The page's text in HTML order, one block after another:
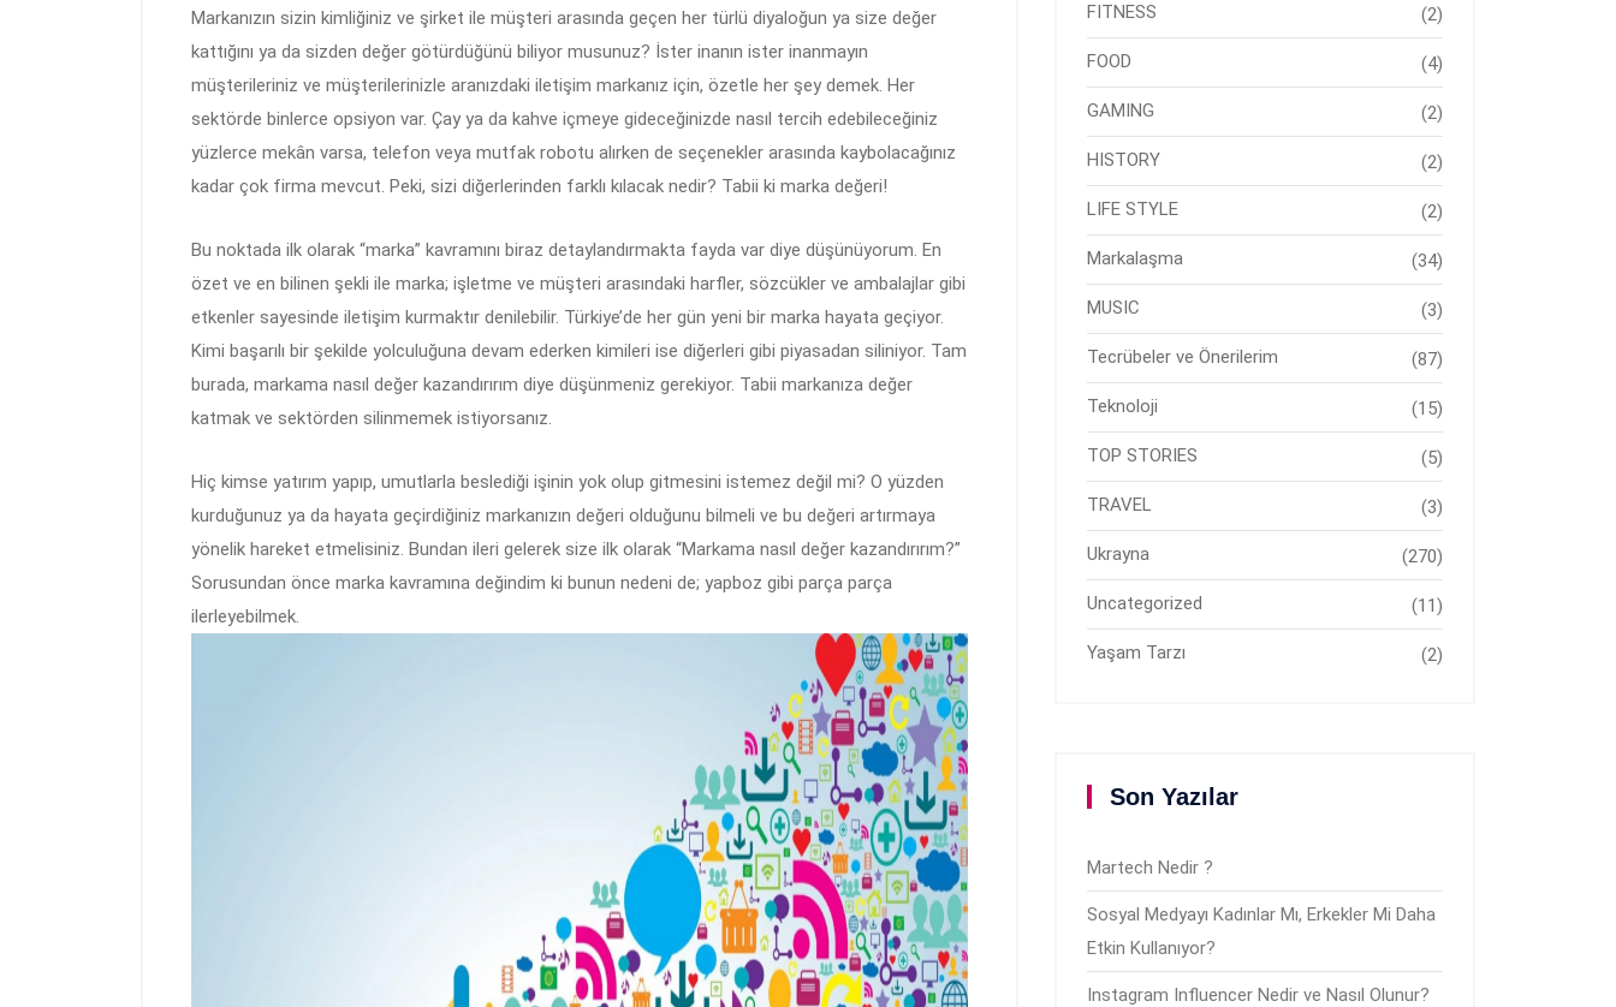
Markanızın sizin kimliğiniz ve şirket ile müşteri arasında geçen her türlü diyaloğun ya size değer
kattığını ya da sizden değer götürdüğünü biliyor musunuz? İster inanın ister inanmayın
müşterileriniz ve müşterilerinizle aranızdaki iletişim markanız için, özetle her şey demek. Her
sektörde binlerce opsiyon var. Çay ya da kahve içmeye gideceğinizde nasıl tercih edebileceğiniz
yüzlerce mekân varsa, telefon veya mutfak robotu alırken de seçenekler arasında kaybolacağınız
kadar çok firma mevcut. Peki, sizi diğerlerinden farklı kılacak nedir? Tabii ki marka değeri!
Bu noktada ilk olarak “marka” kavramını biraz detaylandırmakta fayda var diye düşünüyorum. En
özet ve en bilinen şekli ile marka; işletme ve müşteri arasındaki harfler, sözcükler ve ambalajlar gibi
etkenler sayesinde iletişim kurmaktır denilebilir. Türkiye’de her gün yeni bir marka hayata geçiyor.
Kimi başarılı bir şekilde yolculuğuna devam ederken kimileri ise diğerleri gibi piyasadan siliniyor. Tam
burada, markama nasıl değer kazandırırım diye düşünmeniz gerekiyor. Tabii markanıza değer
katmak ve sektörden silinmemek istiyorsanız.
Hiç kimse yatırım yapıp, umutlarla beslediği işinin yok olup gitmesini istemez değil mi? O yüzden
kurduğunuz ya da hayata geçirdiğiniz markanızın değeri olduğunu bilmeli ve bu değeri artırmaya
yönelik hareket etmelisiniz. Bundan ileri gelerek size ilk olarak “Markama nasıl değer kazandırırım?”
Sorusundan önce marka kavramına değindim ki bunun nedeni de; yapboz gibi parça parça
ilerleyebilmek.
FITNESS (2)
FOOD (4)
GAMING (2)
HISTORY (2)
LIFE STYLE (2)
Markalaşma (34)
MUSIC (3)
Tecrübeler ve Önerilerim (87)
Teknoloji (15)
TOP STORIES (5)
TRAVEL (3)
Ukrayna (270)
Uncategorized (11)
Yaşam Tarzı (2)
Son Yazılar
Martech Nedir ?
Sosyal Medyayı Kadınlar Mı, Erkekler Mi Daha
Etkin Kullanıyor?
Instagram Influencer Nedir ve Nasıl Olunur?